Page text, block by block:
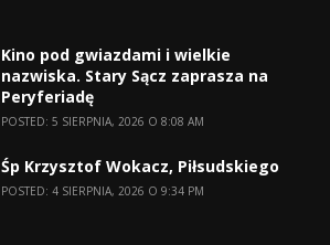
Kino pod gwiazdami i wielkie
nazwiska. Stary Sącz zaprasza na
Peryferiadę
POSTED: 5 SIERPNIA, 2026 O 8:08 AM
Śp Krzysztof Wokacz, Piłsudskiego
POSTED: 4 SIERPNIA, 2026 O 9:34 PM